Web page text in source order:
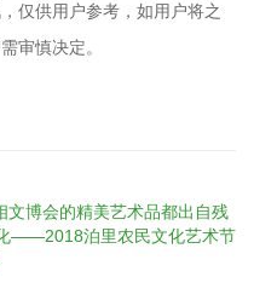
仅供用户参考，如用户将之
审慎决定。
文博会的精美艺术品都出自残
——2018泊里农民文化艺术节